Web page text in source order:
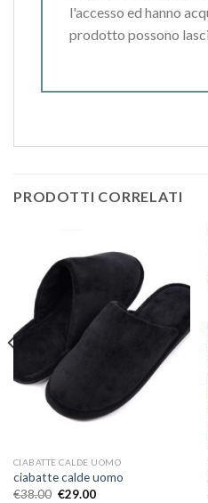
l'accesso ed hanno
prodotto possono
PRODOTTI CORRELATI
CIABATTE CALDE UOMO
ciabatte calde uomo
€38.00 €29.00